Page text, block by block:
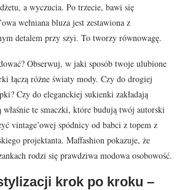
a wyczucia. Po trzecie, bawi się
wełniana bluza jest zestawiona z
detalem przy szyi. To tworzy równowagę.
Obserwuj, w jaki sposób twoje ulubione
łączą różne światy mody. Czy do drogiej
Czy do eleganckiej sukienki zakładają
właśnie te smaczki, które budują twój autorski
vintage’owej spódnicy od babci z topem z
projektanta. Maffashion pokazuje, że
rodzi się prawdziwa modowa osobowość.
krok po kroku –